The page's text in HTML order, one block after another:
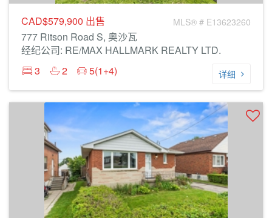
CAD$579,900 出售 MLS® # E13623260
777 Ritson Road S, 奥沙瓦
经纪公司: RE/MAX HALLMARK REALTY LTD.
3
2 5(1+4) 详细